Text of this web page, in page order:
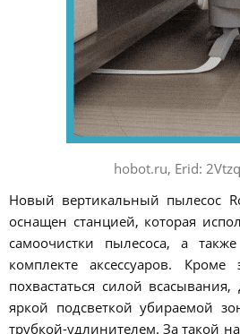
hobot.ru, Erid:
Новый вертикальный пылесос
оснащен станцией, которая
самоочистки пылесоса, а
комплекте аксессуаров. Кроме
похвастаться силой
яркой подсветкой убираемой
трубкой-удлинителем. За такой